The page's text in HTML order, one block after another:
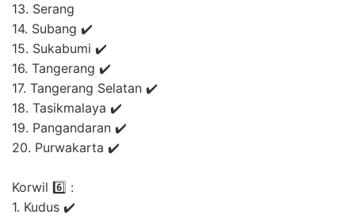
13. Serang
14. Subang ✔️
15. Sukabumi ✔️
16. Tangerang ✔️
17. Tangerang Selatan ✔️
18. Tasikmalaya ✔️
19. Pangandaran ✔️
20. Purwakarta ✔️
Korwil 6️⃣ :
1. Kudus ✔️